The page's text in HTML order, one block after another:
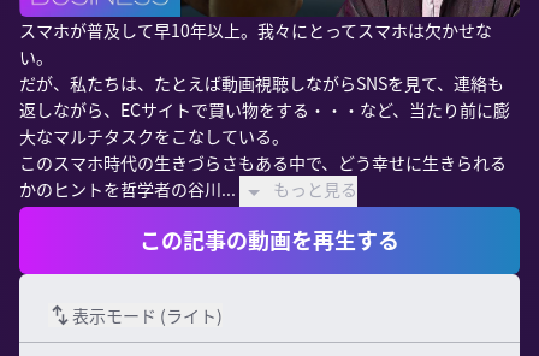
スマホが普及して早10年以上。我々にとってスマホは欠かせな
い。
だが、私たちは、たとえば動画視聴しながらSNSを見て、連絡も
返しながら、ECサイトで買い物をする・・・など、当たり前に膨
大なマルチタスクをこなしている。
このスマホ時代の生きづらさもある中で、どう幸せに生きられる
かのヒントを哲学者の谷川...
もっと見る
この記事の動画を再生する
表示モード (ライト)